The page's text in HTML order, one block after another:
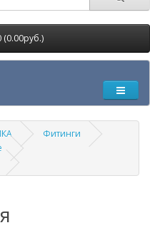
(0.00руб.)
Фитинги